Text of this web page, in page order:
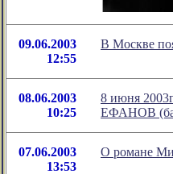
09.06.2003
12:55
В Москве
08.06.2003
10:25
8 июня
ЕФАНОВ
07.06.2003
13:53
О романе